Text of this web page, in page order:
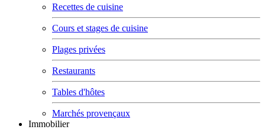
Recettes de cuisine
Cours et stages de cuisine
Plages privées
Restaurants
Tables d'hôtes
Marchés provençaux
Immobilier